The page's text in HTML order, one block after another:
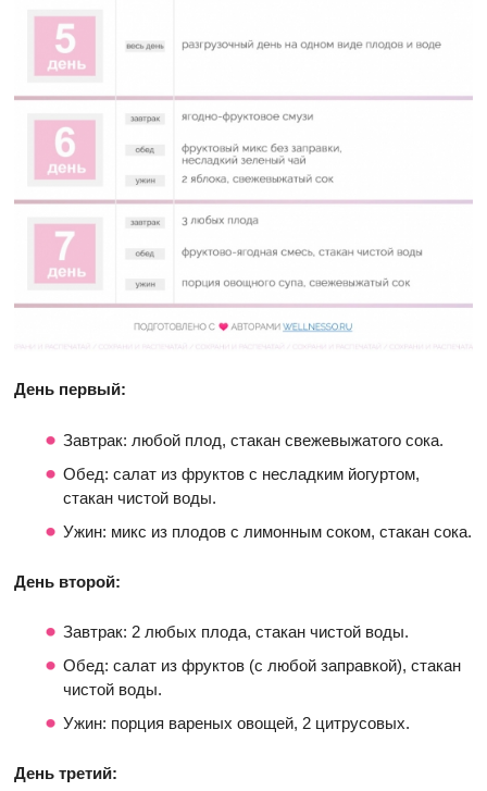
День первый:
Завтрак: любой плод, стакан свежевыжатого сока.
Обед: салат из фруктов с несладким йогуртом,
стакан чистой воды.
Ужин: микс из плодов с лимонным соком, стакан сока.
День второй:
Завтрак: 2 любых плода, стакан чистой воды.
Обед: салат из фруктов (с любой заправкой), стакан
чистой воды.
Ужин: порция вареных овощей, 2 цитрусовых.
День третий: